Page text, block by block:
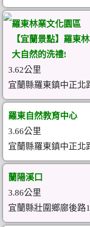
羅東林業文化園區
【宜蘭景點】羅東
大自然的洗禮!
3.62公里
宜蘭縣羅東鎮中正北
羅東自然教育中心
3.66公里
宜蘭縣羅東鎮中正北
蘭陽溪口
3.86公里
宜蘭縣壯圍鄉廍後路